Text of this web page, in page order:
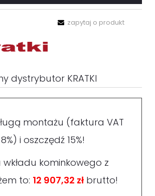
zapytaj o produkt
dystrybutor KRATKI
montażu (faktura VAT
8%) i oszczędź 15%!
wkładu kominkowego z
to: 12 907,32 złbrutto!